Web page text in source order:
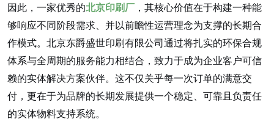
因此，一家优秀的北京印刷厂，其核心价值在于构建一种能
够响应不同阶段需求、并以前瞻性运营理念为支撑的长期合
作模式。北京东爵盛世印刷有限公司通过将扎实的环保合规
体系与全周期的服务能力相结合，致力于成为企业客户可信
赖的实体解决方案伙伴。这不仅关乎每一次订单的满意交
付，更在于为品牌的长期发展提供一个稳定、可靠且负责任
的实体物料支持系统。